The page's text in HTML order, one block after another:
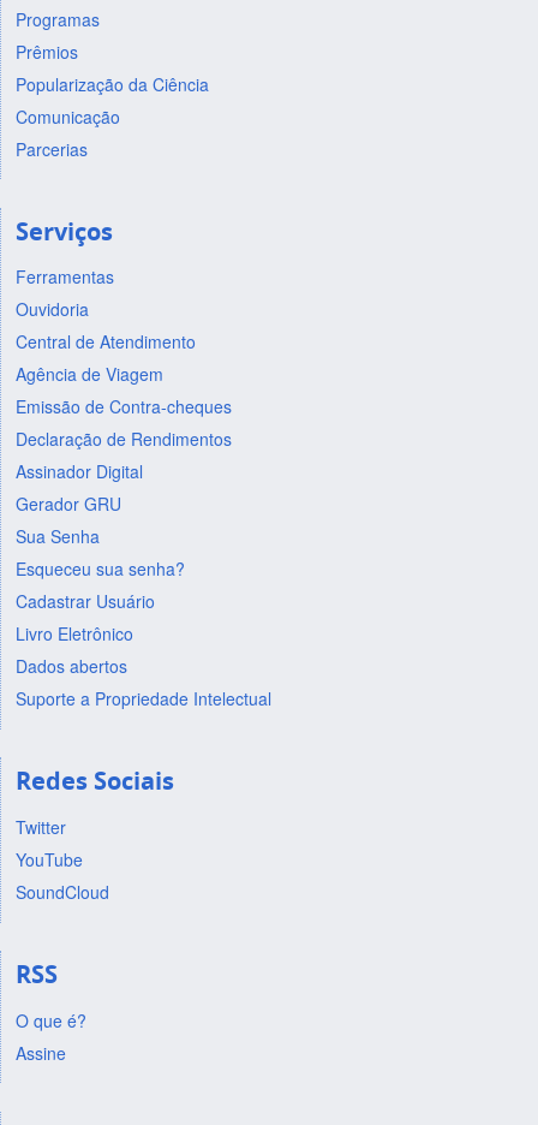
Programas
Prêmios
Popularização da Ciência
Comunicação
Parcerias
Serviços
Ferramentas
Ouvidoria
Central de Atendimento
Agência de Viagem
Emissão de Contra-cheques
Declaração de Rendimentos
Assinador Digital
Gerador GRU
Sua Senha
Esqueceu sua senha?
Cadastrar Usuário
Livro Eletrônico
Dados abertos
Suporte a Propriedade Intelectual
Redes Sociais
Twitter
YouTube
SoundCloud
RSS
O que é?
Assine